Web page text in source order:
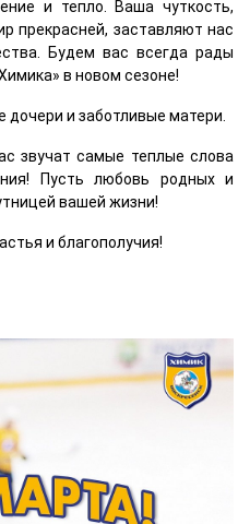
и тепло. Ваша чуткость,
прекрасней, заставляют нас
Будем вас всегда рады
в новом сезоне!
и заботливые матери.
звучат самые теплые слова
Пусть любовь родных и
вашей жизни!
и благополучия!